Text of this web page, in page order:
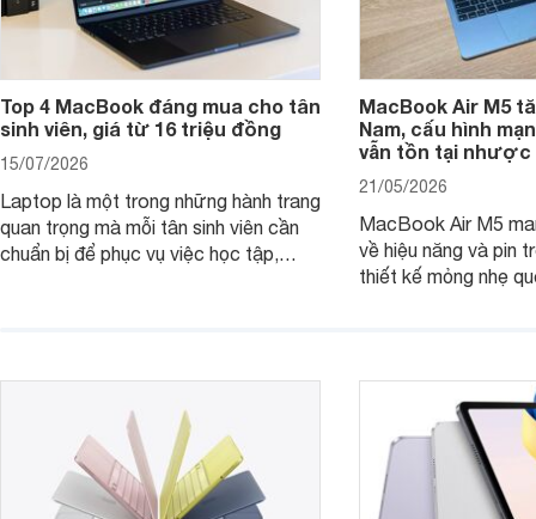
Top 4 MacBook đáng mua cho tân
sinh viên, giá từ 16 triệu đồng
15/07/2026
Laptop là một trong những hành trang
quan trọng mà mỗi tân sinh viên cần
chuẩn bị để phục vụ việc học tập,
MacBook đáng cân nhắc dành cho
MacBook Air M5
Nam, cấu hình
vẫn tồn tại nhược
21/05/2026
MacBook Air M5
về hiệu năng và pin
thiết kế mỏng nhẹ